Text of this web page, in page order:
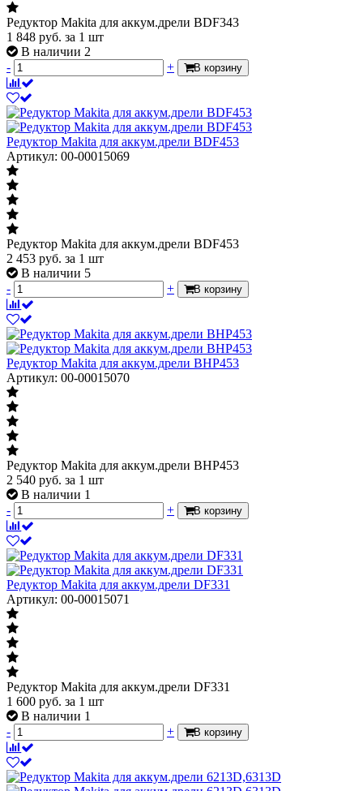
Редуктор Makita для аккум.дрели BDF343
1 848 руб. за 1 шт
В наличии 2
-
+ В корзину
Редуктор Makita для аккум.дрели BDF453
Артикул: 00-00015069
Редуктор Makita для аккум.дрели BDF453
2 453 руб. за 1 шт
В наличии 5
-
+ В корзину
Редуктор Makita для аккум.дрели BHP453
Артикул: 00-00015070
Редуктор Makita для аккум.дрели BHP453
2 540 руб. за 1 шт
В наличии 1
-
+ В корзину
Редуктор Makita для аккум.дрели DF331
Артикул: 00-00015071
Редуктор Makita для аккум.дрели DF331
1 600 руб. за 1 шт
В наличии 1
-
+ В корзину